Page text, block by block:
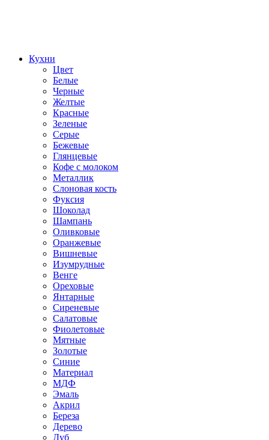
Кухни
Цвет
Белые
Черные
Желтые
Красные
Зеленые
Серые
Бежевые
Глянцевые
Кофе с молоком
Металлик
Слоновая кость
Фуксия
Шоколад
Шампань
Оливковые
Оранжевые
Вишневые
Изумрудные
Венге
Ореховые
Янтарные
Сиреневые
Салатовые
Фиолетовые
Мятные
Золотые
Синие
Материал
МДФ
Эмаль
Акрил
Береза
Дерево
Дуб